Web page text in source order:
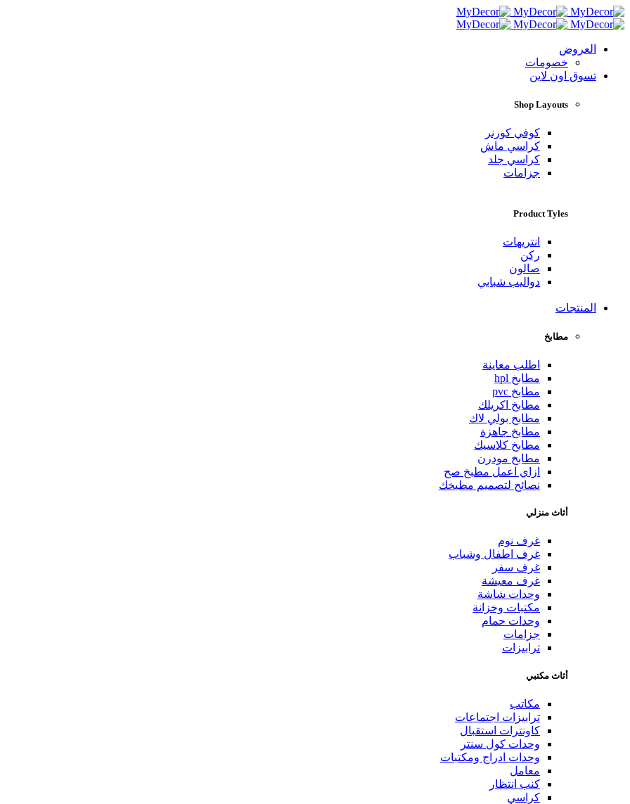
العروض
خصومات
تسوق اون لاين
Shop Layouts
كوفي كورنر
كراسي ماش
كراسي جلد
جزامات
Product Tyles
انتريهات
ركن
صالون
دواليب شبابي
المنتجات
مطابخ
اطلب معاينة
مطابخ hpl
مطابخ pvc
مطابخ اكريلك
مطابخ بولي لاك
مطابخ جاهزة
مطابخ كلاسيك
مطابخ مودرن
ازاي اعمل مطبخ صح
نصائح لتصميم مطبخك
أثاث منزلي
غرف نوم
غرف اطفال وشباب
غرف سفر
غرف معيشة
وحدات شاشة
مكتبات وخزانة
وحدات حمام
جزامات
ترابيزات
أثاث مكتبي
مكاتب
ترابيزات اجتماعات
كاونترات استقبال
وحدات كول سنتر
وحدات ادراج ومكتبات
معامل
كنب انتظار
كراسي